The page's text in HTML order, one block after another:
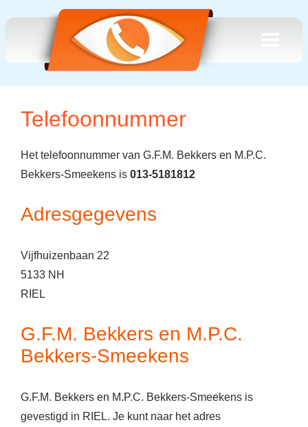
Telefoonnummer
Het telefoonnummer van G.F.M. Bekkers en M.P.C.
Bekkers-Smeekens is 013-5181812
Adresgegevens
Vijfhuizenbaan 22
5133 NH
RIEL
G.F.M. Bekkers en M.P.C.
Bekkers-Smeekens
G.F.M. Bekkers en M.P.C. Bekkers-Smeekens is
gevestigd in RIEL. Je kunt naar het adres